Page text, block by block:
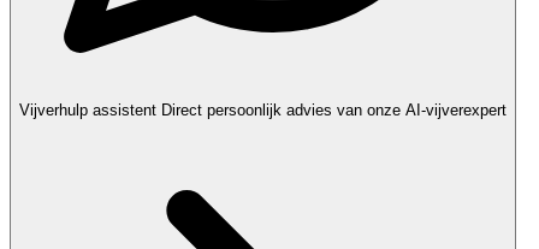
Vijverhulp assistent Direct persoonlijk advies van onze AI-vijverexpert